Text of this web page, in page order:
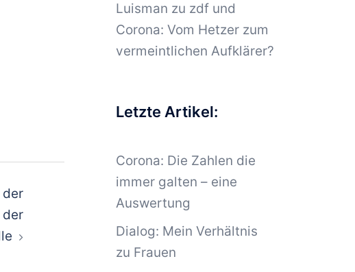
der
Luisman zu zdf und
Corona: Vom Hetzer zum
vermeintlichen Aufklärer?
Letzte Artikel:
Corona: Die Zahlen die
immer galten – eine
Auswertung
Dialog: Mein Verhältnis
zu Frauen